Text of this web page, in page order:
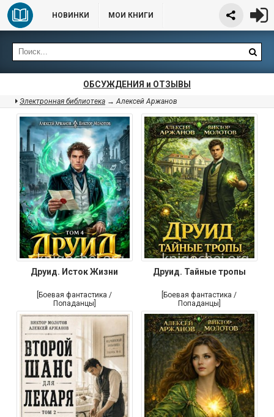
НОВИНКИ МОИ КНИГИ
ОБСУЖДЕНИЯ и ОТЗЫВЫ
Электронная библиотека → Алексей Аржанов
Друид. Исток Жизни
[Боевая фантастика /
Попаданцы]
Друид. Тайные тропы
[Боевая фантастика /
Попаданцы]